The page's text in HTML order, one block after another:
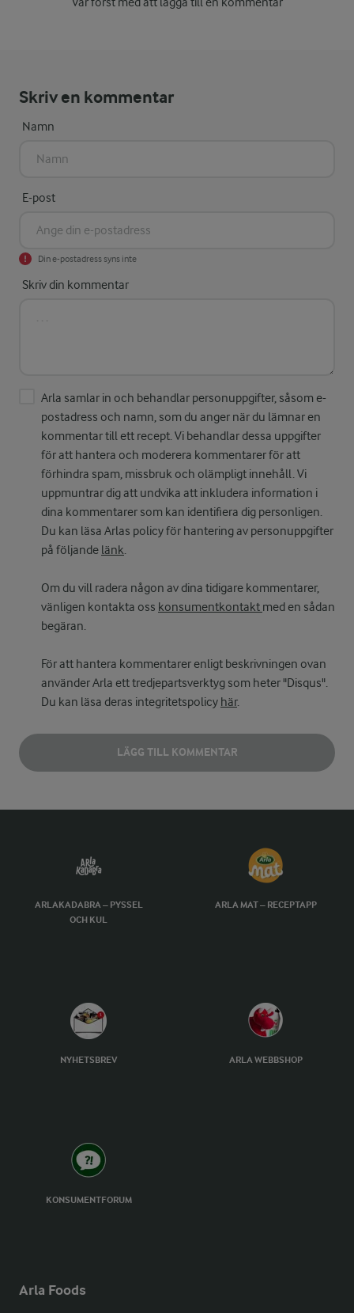
Skriv en kommentar
Namn
E-post
Din e-postadress syns inte
Skriv din kommentar
Arla samlar in och behandlar personuppgifter, såsom e-
postadress och namn, som du anger när du lämnar en
kommentar till ett recept. Vi behandlar dessa uppgifter
för att hantera och moderera kommentarer för att
förhindra spam, missbruk och olämpligt innehåll. Vi
uppmuntrar dig att undvika att inkludera information i
dina kommentarer som kan identifiera dig personligen.
Du kan läsa Arlas policy för hantering av personuppgifter
på följande länk.
Om du vill radera någon av dina tidigare kommentarer,
vänligen kontakta oss konsumentkontakt med en sådan
begäran.
För att hantera kommentarer enligt beskrivningen ovan
använder Arla ett tredjepartsverktyg som heter "Disqus".
Du kan läsa deras integritetspolicy här.
LÄGG TILL KOMMENTAR
ARLAKADABRA – PYSSEL
OCH KUL
ARLA MAT – RECEPTAPP
NYHETSBREV ARLA WEBBSHOP
KONSUMENTFORUM
Arla Foods